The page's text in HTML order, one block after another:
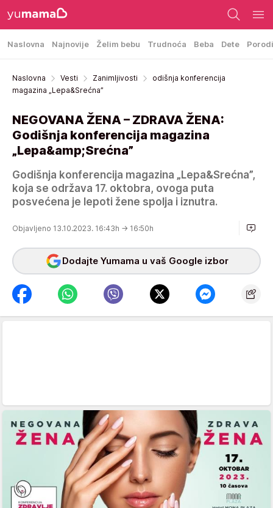
Naslovna Najnovije Želim bebu Trudnoća Beba Dete
Naslovna Vesti Zanimljivosti
odišnja konferencija
magazina „Lepa&Srećna”
NEGOVANA ŽENA – ZDRAVA ŽENA:
Godišnja konferencija magazina
„Lepa&amp;Srećna”
Godišnja konferencija magazina „Lepa&Srećna”,
koja se održava 17. oktobra, ovoga puta
posvećena je lepoti žene spolja i iznutra.
Objavljeno 13.10.2023. 16:43h → 16:50h
Dodajte Yumama u vaš Google izbor